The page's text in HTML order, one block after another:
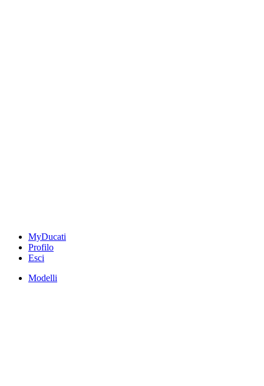
MyDucati
Profilo
Esci
Modelli